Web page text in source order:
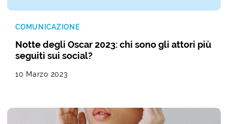
COMUNICAZIONE
Notte degli Oscar 2023: chi sono gli attori più
seguiti sui social?
10 Marzo 2023